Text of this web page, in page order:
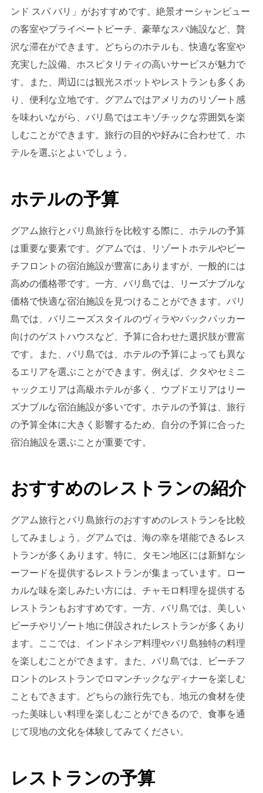
ンド スパ バリ」がおすすめです。絶景オーシャンビュー
の客室やプライベートビーチ、豪華なスパ施設など、贅
沢な滞在ができます。どちらのホテルも、快適な客室や
充実した設備、ホスピタリティの高いサービスが魅力で
す。また、周辺には観光スポットやレストランも多くあ
り、便利な立地です。グアムではアメリカのリゾート感
を味わいながら、バリ島ではエキゾチックな雰囲気を楽
しむことができます。旅行の目的や好みに合わせて、ホ
テルを選ぶとよいでしょう。
ホテルの予算
グアム旅行とバリ島旅行を比較する際に、ホテルの予算
は重要な要素です。グアムでは、リゾートホテルやビー
チフロントの宿泊施設が豊富にありますが、一般的には
高めの価格帯です。一方、バリ島では、リーズナブルな
価格で快適な宿泊施設を見つけることができます。バリ
島では、バリニーズスタイルのヴィラやバックパッカー
向けのゲストハウスなど、予算に合わせた選択肢が豊富
です。また、バリ島では、ホテルの予算によっても異な
るエリアを選ぶことができます。例えば、クタやセミニ
ャックエリアは高級ホテルが多く、ウブドエリアはリー
ズナブルな宿泊施設が多いです。ホテルの予算は、旅行
の予算全体に大きく影響するため、自分の予算に合った
宿泊施設を選ぶことが重要です。
おすすめのレストランの紹介
グアム旅行とバリ島旅行のおすすめのレストランを比較
してみましょう。グアムでは、海の幸を堪能できるレス
トランが多くあります。特に、タモン地区には新鮮なシ
ーフードを提供するレストランが集まっています。ロー
カルな味を楽しみたい方には、チャモロ料理を提供する
レストランもおすすめです。一方、バリ島では、美しい
ビーチやリゾート地に併設されたレストランが多くあり
ます。ここでは、インドネシア料理やバリ島独特の料理
を楽しむことができます。また、バリ島では、ビーチフ
ロントのレストランでロマンチックなディナーを楽しむ
こともできます。どちらの旅行先でも、地元の食材を使
った美味しい料理を楽しむことができるので、食事を通
じて現地の文化を体験してみてください。
レストランの予算